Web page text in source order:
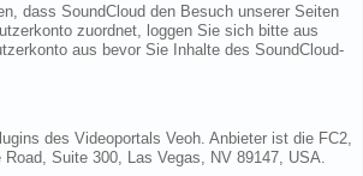
dass SoundCloud den Besuch unserer Seiten
zuordnet, loggen Sie sich bitte aus
aus bevor Sie Inhalte des SoundCloud-
des Videoportals Veoh. Anbieter ist die FC2,
Suite 300, Las Vegas, NV 89147, USA.